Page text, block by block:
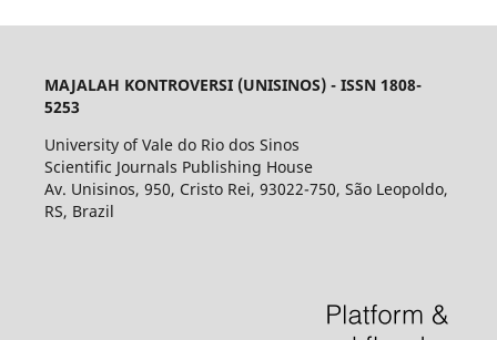
MAJALAH KONTROVERSI (UNISINOS) - ISSN 1808-
5253
University of Vale do Rio dos Sinos
Scientific Journals Publishing House
Av. Unisinos, 950, Cristo Rei, 93022-750, São Leopoldo,
RS, Brazil